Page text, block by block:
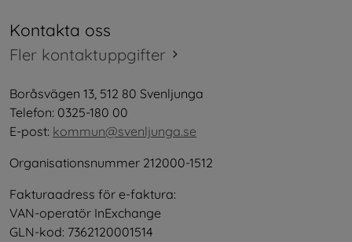
Kontakta oss
Fler kontaktuppgifter
Boråsvägen 13, 512 80 Svenljunga
Telefon: 0325-180 00
E-post: kommun@svenljunga.se
Organisationsnummer 212000-1512
Fakturaadress för e-faktura:
VAN-operatör InExchange
GLN-kod: 7362120001514